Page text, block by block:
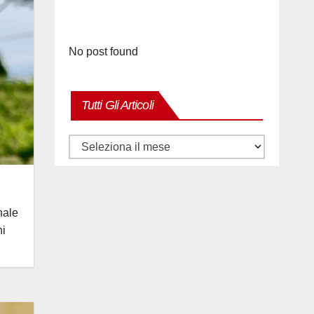
No post found
Tutti Gli Articoli
Tutti